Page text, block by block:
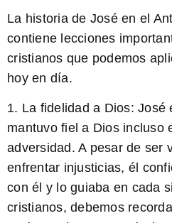
La historia de José en el
contiene lecciones
cristianos que podemos
hoy en día.
1. La fidelidad a Dios: José
mantuvo fiel a Dios incluso
adversidad. A pesar de ser
enfrentar injusticias, él
con él y lo guiaba en cada
cristianos, debemos